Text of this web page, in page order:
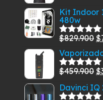
Kit Indoor
480w
Valorado
con
5.00
de
5
$829.900 El
$
Valorado
5
$459.900 El
$
Davinci IQ